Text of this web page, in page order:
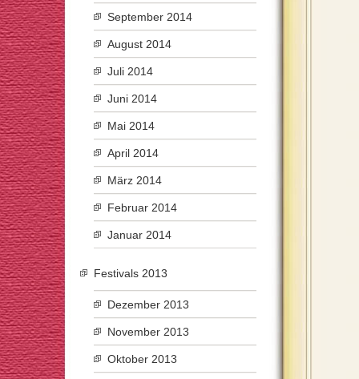
September 2014
August 2014
Juli 2014
Juni 2014
Mai 2014
April 2014
März 2014
Februar 2014
Januar 2014
Festivals 2013
Dezember 2013
November 2013
Oktober 2013